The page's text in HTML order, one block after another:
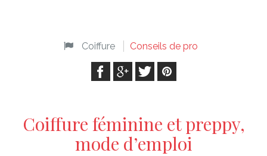
Coiffure Conseils de pro
Coiffure féminine et preppy,
mode d’emploi